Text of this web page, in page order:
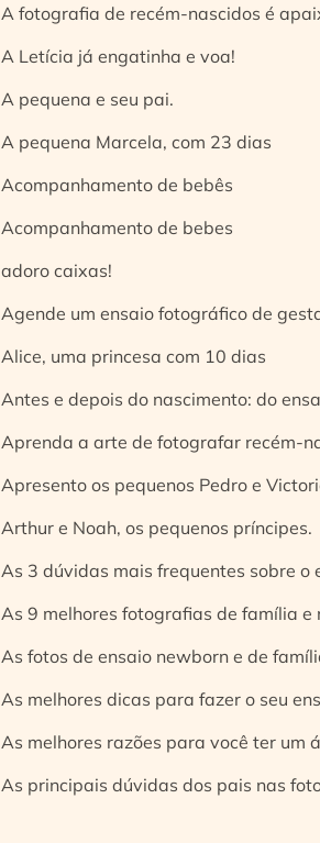
A fotografia de recém-nascidos é
A Letícia já engatinha e voa!
A pequena e seu pai.
A pequena Marcela, com 23 dias
Acompanhamento de bebês
Acompanhamento de bebes
adoro caixas!
Agende um ensaio fotográfico de
Alice, uma princesa com 10 dias
Antes e depois do nascimento: do
Aprenda a arte de fotografar recém-
Apresento os pequenos Pedro e
Arthur e Noah, os pequenos príncipes.
As 3 dúvidas mais frequentes sobre o
As 9 melhores fotografias de família
As fotos de ensaio newborn e de
As melhores dicas para fazer o seu
As melhores razões para você ter um
As principais dúvidas dos pais nas